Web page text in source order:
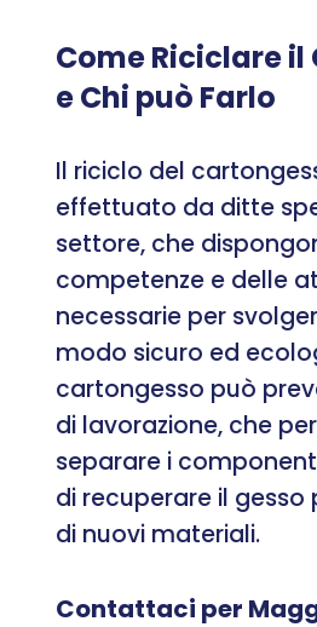
Come Riciclare
e Chi può Farlo
Il riciclo del
effettuato da ditte
settore, che
competenze e delle
necessarie per
modo sicuro ed
cartongesso può
di lavorazione, che
separare i
di recuperare il gesso
di nuovi materiali.
Contattaci per